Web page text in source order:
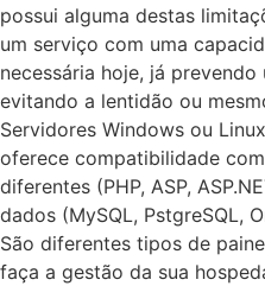
possui alguma destas
um serviço com uma
necessária hoje, já
evitando a lentidão ou
Servidores Windows ou
oferece compatibilidade
diferentes (PHP, ASP,
dados (MySQL, PstgreSQL,
São diferentes tipos de
faça a gestão da sua